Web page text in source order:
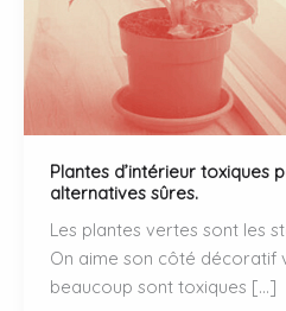
Plantes d’intérieur toxiques
alternatives sûres.
Les plantes vertes sont les
On aime son côté décoratif
beaucoup sont toxiques […]